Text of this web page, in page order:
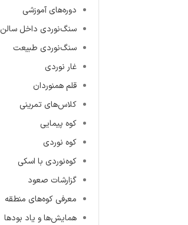
دوره‌های آموزشی
سنگ‌نوردی داخل سالن
سنگ‌نوردی طبیعت
غار نوردی
قلم همنوردان
کلاس‌های تمرینی
کوه پیمایی
کوه نوردی
کوه‌نوردی با اسکی
گزارشات صعود
معرفی کوه‌های منطقه
همایش‌ها و یاد بودها